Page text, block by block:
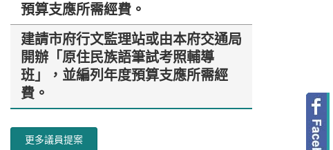
預算支應所需經費。
建請市府行文監理站或由本府交通局
開辦「原住民族語筆試考照輔導
班」，並編列年度預算支應所需經
費。
更多議員提案